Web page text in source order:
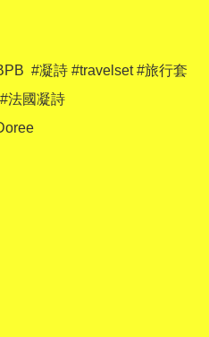
#凝詩 #travelset #旅行套
法國凝詩